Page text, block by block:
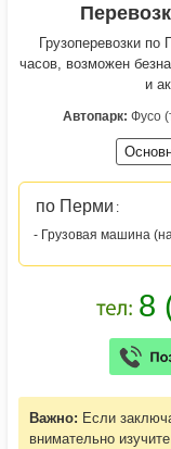
Грузоперевозки
часов, возможен
и
Автопарк: Фусо
по Перми :
- Грузовая машина
Важно: Если
внимательно